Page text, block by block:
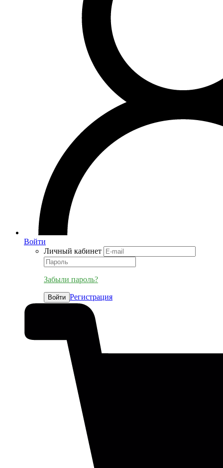
Войти
Личный кабинет
Забыли пароль?
Войти Регистрация